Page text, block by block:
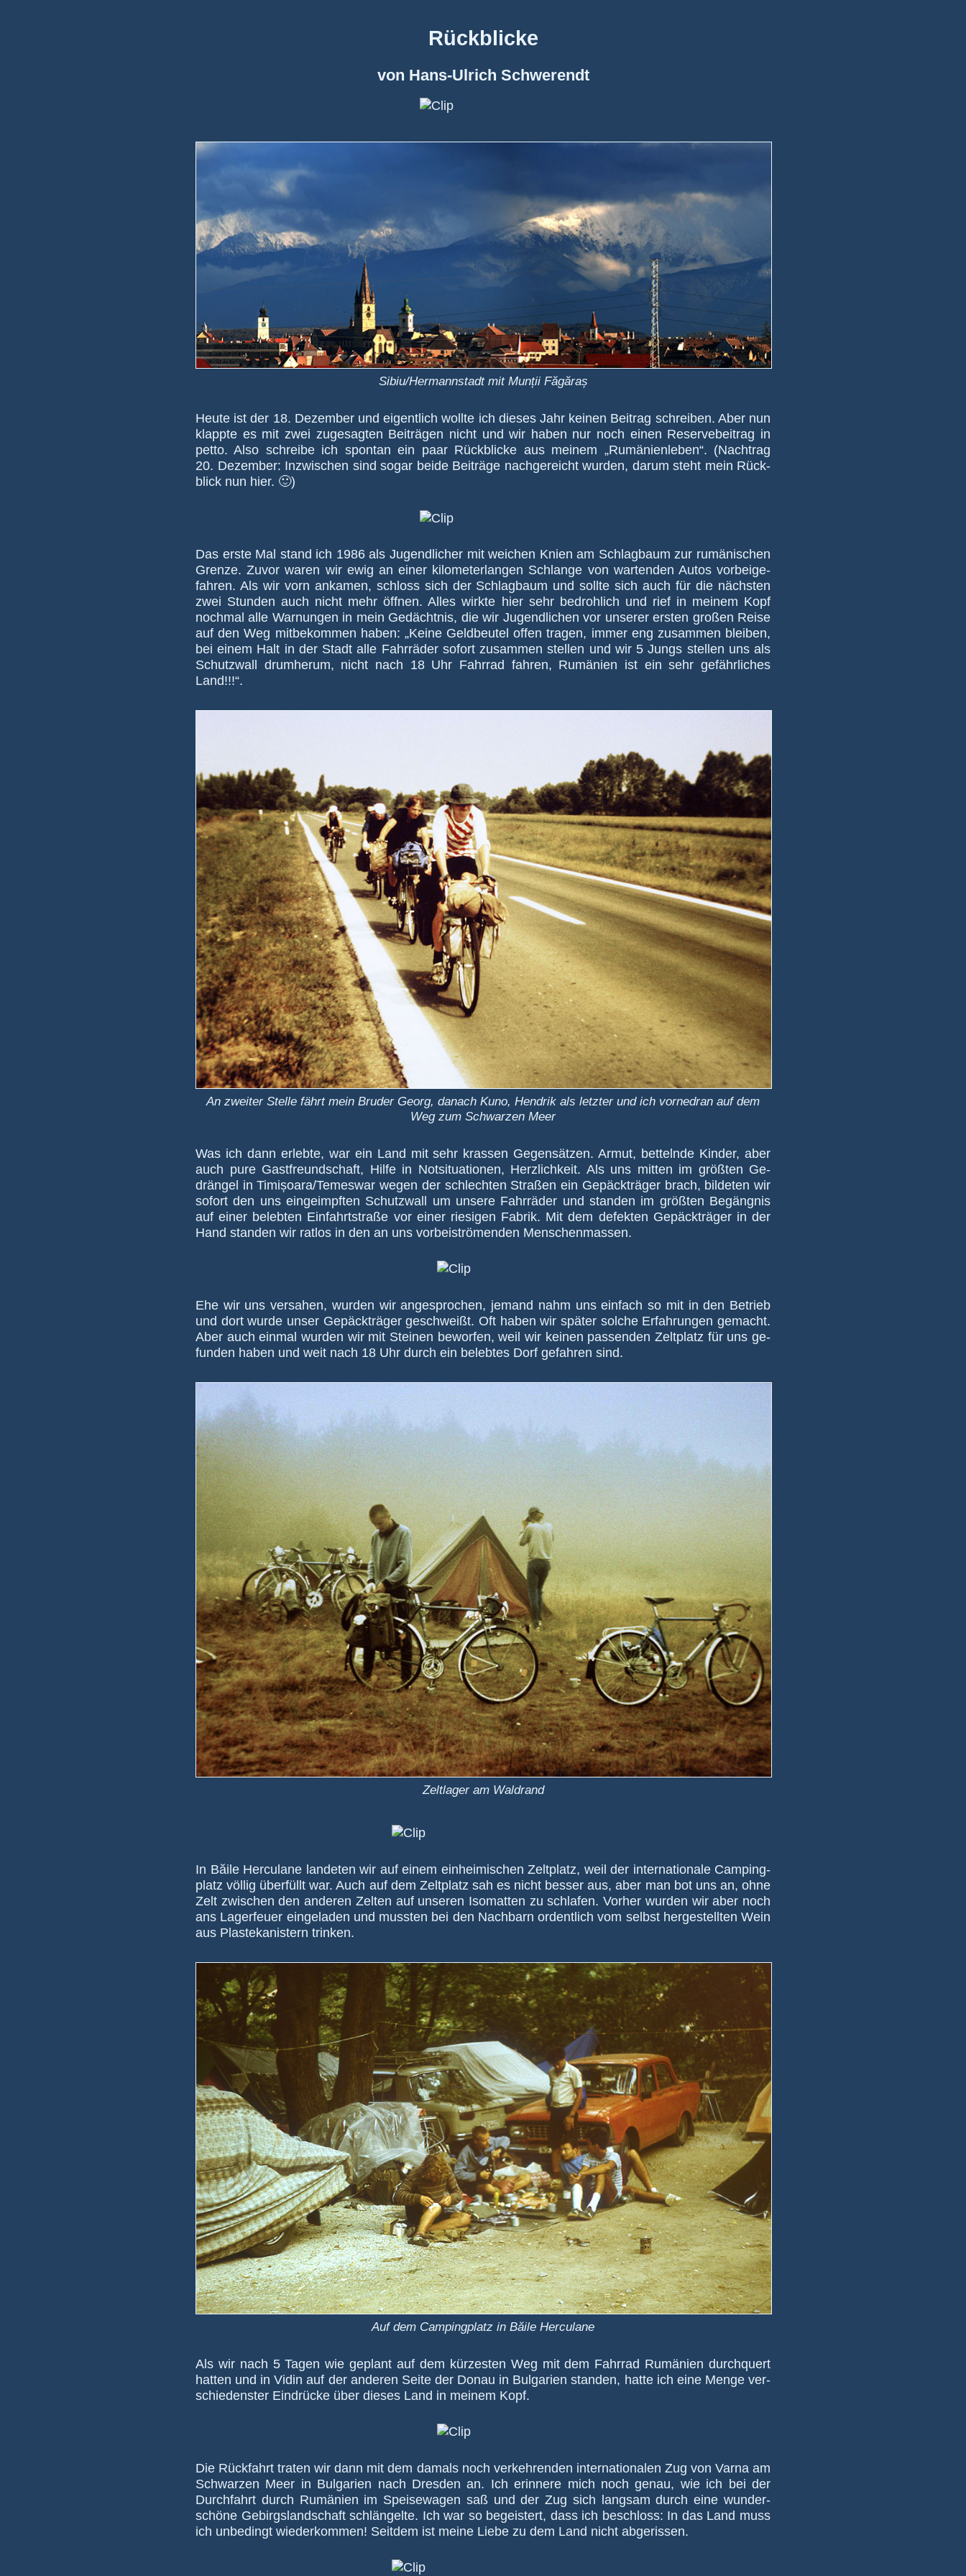
Rückblicke
von Hans-Ulrich Schwerendt
Sibiu/Hermannstadt mit Munții Făgăraș
Heute ist der 18. Dezember und eigent­lich wollte ich dieses Jahr keinen Bei­trag schreiben. Aber nun
klappte es mit zwei zu­ge­sagten Bei­trägen nicht und wir haben nur noch einen Reser­ve­bei­trag in
petto. Also schreibe ich spon­tan ein paar Rück­blicke aus meinem „Rumä­nien­le­ben“. (Nach­trag
20. Dezem­ber: In­zwi­schen sind so­gar beide Bei­träge nach­ge­reicht wurden, darum steht mein Rück­
blick nun hier. 🙂)
Das erste Mal stand ich 1986 als Jugend­licher mit weichen Knien am Schlag­baum zur rumä­ni­schen
Grenze. Zuvor waren wir ewig an einer kilo­me­ter­lan­gen Schlange von war­ten­den Autos vor­bei­ge­
fahren. Als wir vorn an­kamen, schloss sich der Schlag­baum und sollte sich auch für die nächsten
zwei Stunden auch nicht mehr öffnen. Alles wirkte hier sehr be­droh­lich und rief in meinem Kopf
noch­mal alle War­nungen in mein Ge­dächt­nis, die wir Jugend­li­chen vor un­serer ersten großen Reise
auf den Weg mit­be­kom­men haben: „Keine Geld­beutel offen tra­gen, immer eng zu­sam­men blei­ben,
bei einem Halt in der Stadt alle Fahrräder sofort zu­sam­men stellen und wir 5 Jungs stel­len uns als
Schutz­wall drum­herum, nicht nach 18 Uhr Fahr­rad fahren, Rum­änien ist ein sehr ge­fähr­li­ches
Land!!!“.
An zweiter Stelle fährt mein Bruder Georg, danach Kuno, Hendrik als letzter und ich vornedran auf dem
Weg zum Schwarzen Meer
Was ich dann erlebte, war ein Land mit sehr krassen Gegen­sät­zen. Armut, bet­telnde Kin­der, aber
auch pure Gast­freund­schaft, Hilfe in Not­situa­tio­nen, Herz­lich­keit. Als uns mitten im größten Ge­
drängel in Timi­șoara/Temes­war wegen der schlech­ten Straßen ein Gepäck­träger brach, bil­de­ten wir
so­fort den uns ein­ge­impf­ten Schutz­wall um unsere Fahr­räder und stan­den im größ­ten Be­gäng­nis
auf einer beleb­ten Ein­fahrt­straße vor einer rie­si­gen Fa­brik. Mit dem defek­ten Ge­päck­träger in der
Hand stan­den wir rat­los in den an uns vor­bei­strö­men­den Men­schen­massen.
Ehe wir uns versahen, wurden wir an­ge­spro­chen, je­mand nahm uns ein­fach so mit in den Be­trieb
und dort wurde unser Gepäck­träger ge­schweißt. Oft haben wir später solche Er­fah­run­gen ge­macht.
Aber auch ein­mal wur­den wir mit Stei­nen be­wor­fen, weil wir kei­nen pas­senden Zelt­platz für uns ge­
fun­den haben und weit nach 18 Uhr durch ein be­leb­tes Dorf ge­fah­ren sind.
Zeltlager am Waldrand
In Băile Herculane lande­ten wir auf einem ein­hei­mi­schen Zelt­platz, weil der in­ter­na­tio­nale Cam­ping­
platz völlig über­füllt war. Auch auf dem Zelt­platz sah es nicht besser aus, aber man bot uns an, ohne
Zelt zwischen den an­de­ren Zelten auf un­seren Iso­matten zu schla­fen. Vor­her wur­den wir aber noch
ans Lager­feuer ein­ge­la­den und mussten bei den Nach­barn ordent­lich vom selbst her­ge­stellten Wein
aus Plaste­ka­nis­tern trinken.
Auf dem Campingplatz in Băile Herculane
Als wir nach 5 Tagen wie ge­plant auf dem kür­zes­ten Weg mit dem Fahr­rad Rumä­nien durch­quert
hatten und in Vidin auf der an­deren Seite der Donau in Bul­ga­rien stan­den, hatte ich eine Menge ver­
schie­denster Ein­drücke über dieses Land in meinem Kopf.
Die Rückfahrt traten wir dann mit dem damals noch ver­keh­ren­den in­ter­na­tio­nalen Zug von Varna am
Schwar­zen Meer in Bul­ga­rien nach Dres­den an. Ich er­in­nere mich noch ge­nau, wie ich bei der
Durch­fahrt durch Rumä­nien im Speise­wa­gen saß und der Zug sich lang­sam durch eine wun­der­
schöne Ge­birgs­land­schaft schlän­gelte. Ich war so be­geis­tert, dass ich be­schloss: In das Land muss
ich un­be­dingt wie­der­kom­men! Seit­dem ist meine Liebe zu dem Land nicht ab­ge­rissen.